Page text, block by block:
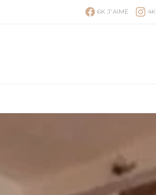
6K J'AIME 4K